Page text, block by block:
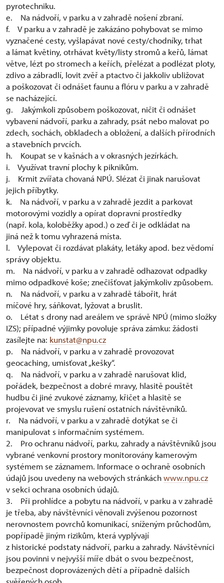
pyrotechniku.
e. Na nádvoří, v parku a v zahradě nošení zbraní.
f. V parku a v zahradě je zakázáno pohybovat se mimo
vyznačené cesty, vyšlapávat nové cesty/chodníky, trhat
a lámat květiny, otrhávat květy/listy stromů a keřů, lámat
větve, lézt po stromech a keřích, přelézat a podlézat ploty,
zdivo a zábradlí, lovit zvěř a ptactvo či jakkoliv ubližovat
a poškozovat či odnášet faunu a flóru v parku a v zahradě
se nacházející.
g. Jakýmkoli způsobem poškozovat, ničit či odnášet
vybavení nádvoří, parku a zahrady, psát nebo malovat po
zdech, sochách, obkladech a obložení, a dalších přírodních
a stavebních prvcích.
h. Koupat se v kašnách a v okrasných jezírkách.
i. Využívat travní plochy k piknikům.
j. Krmit zvířata chovaná NPÚ. Slézat či jinak narušovat
jejich příbytky.
k. Na nádvoří, v parku a v zahradě jezdit a parkovat
motorovými vozidly a opírat dopravní prostředky
(např. kola, koloběžky apod.) o zeď či je odkládat na
jiná než k tomu vyhrazená místa.
l. Vylepovat či rozdávat plakáty, letáky apod. bez vědomí
správy objektu.
m. Na nádvoří, v parku a v zahradě odhazovat odpadky
mimo odpadkové koše; znečišťovat jakýmkoliv způsobem.
n. Na nádvoří, v parku a v zahradě tábořit, hrát
míčové hry, sáňkovat, lyžovat a bruslit.
o. Létat s drony nad areálem ve správě NPÚ (mimo složky
IZS); případné výjimky povoluje správa zámku: žádosti
zasílejte na: kunstat@npu.cz
p. Na nádvoří, v parku a v zahradě provozovat
geocaching, umisťovat „kešky“.
q. Na nádvoří, v parku a v zahradě narušovat klid,
pořádek, bezpečnost a dobré mravy, hlasitě pouštět
hudbu či jiné zvukové záznamy, křičet a hlasitě se
projevovat ve smyslu rušení ostatních návštěvníků.
r. Na nádvoří, v parku a v zahradě dotýkat se či
manipulovat s informačním systémem.
2. Pro ochranu nádvoří, parku, zahrady a návštěvníků jsou
vybrané venkovní prostory monitorovány kamerovým
systémem se záznamem. Informace o ochraně osobních
údajů jsou uvedeny na webových stránkáchwww.npu.cz
v sekci ochrana osobních údajů.
3. Při prohlídce a pobytu na nádvoří, v parku a v zahradě
je třeba, aby návštěvníci věnovali zvýšenou pozornost
nerovnostem povrchů komunikací, sníženým průchodům,
popřípadě jiným rizikům, která vyplývají
z historické podstaty nádvoří, parku a zahrady. Návštěvníci
jsou povinni v nejvyšší míře dbát o svou bezpečnost,
bezpečnost doprovázených dětí a případně dalších